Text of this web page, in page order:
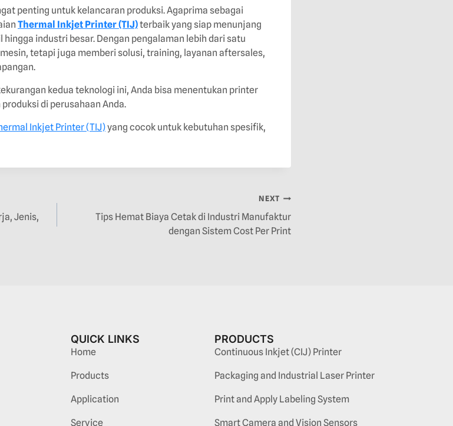
penting untuk kelancaran produksi. Agaprima sebagai
Thermal Inkjet Printer (TIJ)terbaik yang siap menunjang
industri besar. Dengan pengalaman lebih dari satu
tetapi juga memberi solusi, training, layanan aftersales,
kedua teknologi ini, Anda bisa menentukan printer
di perusahaan Anda.
Inkjet Printer (TIJ)yang cocok untuk kebutuhan spesifik,
Jenis,
NEXT
Tips Hemat Biaya Cetak di Industri Manufaktur
dengan Sistem Cost Per Print
QUICK LINKS
Home
Products
Application
Service
PRODUCTS
Continuous Inkjet (CIJ) Printer
Packaging and Industrial Laser Printer
Print and Apply Labeling System
Smart Camera and Vision Sensors